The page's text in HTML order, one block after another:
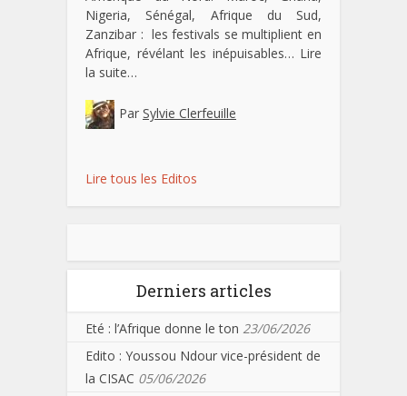
Nigeria, Sénégal, Afrique du Sud,
Zanzibar : les festivals se multiplient en
Afrique, révélant les inépuisables… Lire
la suite…
Par Sylvie Clerfeuille
Lire tous les Editos
Derniers articles
Eté : l’Afrique donne le ton 23/06/2026
Edito : Youssou Ndour vice-président de
la CISAC 05/06/2026